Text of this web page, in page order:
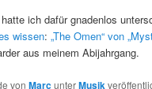
ich dafür gnadenlos
wissen:„The Omen“ von
aus meinem Abijahrgang.
vonMarcunterMusik